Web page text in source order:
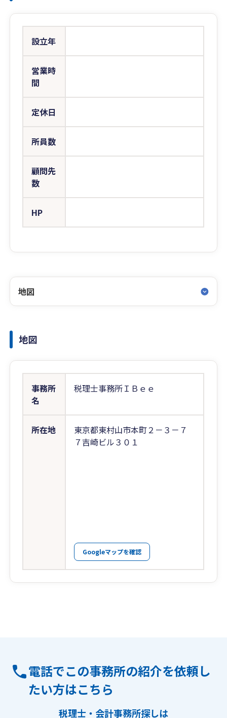
設立年
営業時
間
定休日
所員数
顧問先
数
HP
地図
地図
事務所
名
税理士事務所ＩＢｅｅ
所在地
東京都東村山市本町２－３－７
７吉崎ビル３０１
Googleマップを確認
電話でこの事務所の紹介を依頼し
たい方はこちら
税理士・会計事務所探しは